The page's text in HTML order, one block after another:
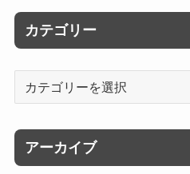
カテゴリー
リ
ー
アーカイブ